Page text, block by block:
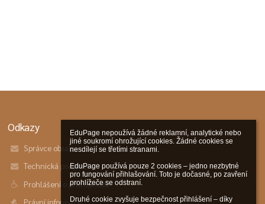
EduPage nepoužívá žádné reklamní, analytické nebo
jiné soukromí ohrožující cookies. Žádné cookies se
nesdílejí se třetími stranami.
EduPage používá pouze 2 cookies – jedno nezbytné
pro fungování přihlašování. Toto je dočasné, po zavření
prohlížeče se odstraní.
Druhé cookie zvyšuje bezpečnost přihlášení – díky
Odkazy
Správce obsahu
Technická podpora
Prohlášení o přístupnosti
Právní informace